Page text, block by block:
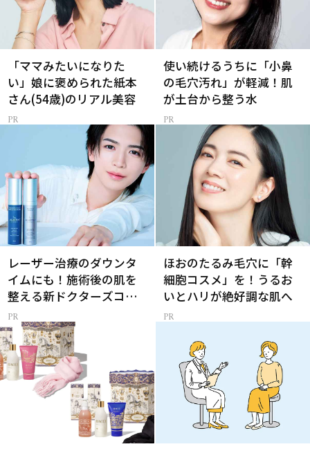
「ママみたいになりた
い」娘に褒められた紙本
さん(54歳)のリアル美容
使い続けるうちに「小鼻
の毛穴汚れ」が軽減！肌
が土台から整う水
レーザー治療のダウンタ
イムにも！施術後の肌を
整える新ドクターズコス
メ
ほおのたるみ毛穴に「幹
細胞コスメ」を！うるお
いとハリが絶好調な肌へ